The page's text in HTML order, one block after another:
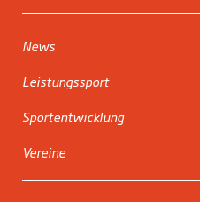
News
Leistungssport
Sportentwicklung
Vereine